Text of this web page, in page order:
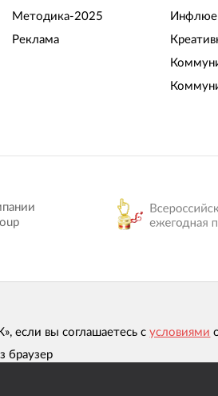
Методика-2025
Реклама
если вы соглашаетесь с условиями
браузер